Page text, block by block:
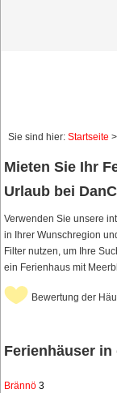
Sie sind hier: Startseite >
Mieten Sie Ihr
Urlaub bei
Verwenden Sie unsere
in Ihrer Wunschregion
Filter nutzen, um Ihre
ein Ferienhaus mit
Bewertung der
Ferienhäuser
Brännö 3